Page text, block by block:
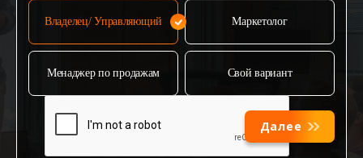
Владелец/ Управляющий Маркетолог
Менаджер по продажам Свой вариант
Далее